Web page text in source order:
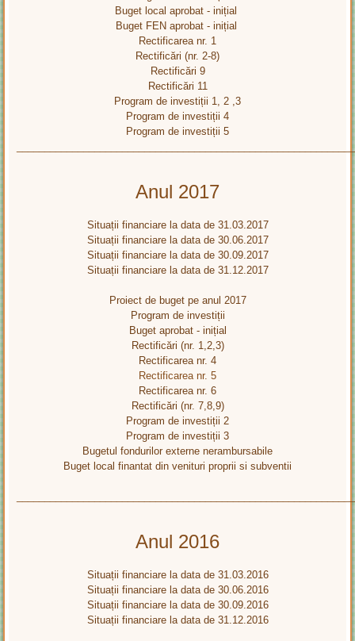
Buget local aprobat - inițial
Buget FEN aprobat - inițial
Rectificarea nr. 1
Rectificări (nr. 2-8)
Rectificări 9
Rectificări 11
Program de investiții 1, 2 ,3
Program de investiții 4
Program de investiții 5
Anul 2017
Situații financiare la data de 31.03.2017
Situații financiare la data de 30.06.2017
Situații financiare la data de 30.09.2017
Situații financiare la data de 31.12.2017
Proiect de buget pe anul 2017
Program de investiții
Buget aprobat - inițial
Rectificări (nr. 1,2,3)
Rectificarea nr. 4
Rectificarea nr. 5
Rectificarea nr. 6
Rectificări (nr. 7,8,9)
Program de investiții 2
Program de investiții 3
Bugetul fondurilor externe nerambursabile
Buget local finantat din venituri proprii si subventii
Anul 2016
Situații financiare la data de 31.03.2016
Situații financiare la data de 30.06.2016
Situații financiare la data de 30.09.2016
Situații financiare la data de 31.12.2016